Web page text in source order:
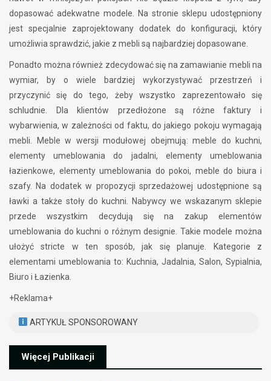
dopasować adekwatne modele. Na stronie sklepu udostępniony
jest specjalnie zaprojektowany dodatek do konfiguracji, który
umożliwia sprawdzić, jakie z mebli są najbardziej dopasowane.
Ponadto można również zdecydować się na zamawianie mebli na
wymiar, by o wiele bardziej wykorzystywać przestrzeń i
przyczynić się do tego, żeby wszystko zaprezentowało się
schludnie. Dla klientów przedłożone są różne faktury i
wybarwienia, w zależności od faktu, do jakiego pokoju wymagają
mebli. Meble w wersji modułowej obejmują: meble do kuchni,
elementy umeblowania do jadalni, elementy umeblowania
łazienkowe, elementy umeblowania do pokoi, meble do biura i
szafy. Na dodatek w propozycji sprzedażowej udostępnione są
ławki a także stoły do kuchni. Nabywcy we wskazanym sklepie
przede wszystkim decydują się na zakup elementów
umeblowania do kuchni o różnym designie. Takie modele można
ułożyć stricte w ten sposób, jak się planuje. Kategorie z
elementami umeblowania to: Kuchnia, Jadalnia, Salon, Sypialnia,
Biuro i Łazienka.
+Reklama+
ARTYKUŁ SPONSOROWANY
Więcej Publikacji